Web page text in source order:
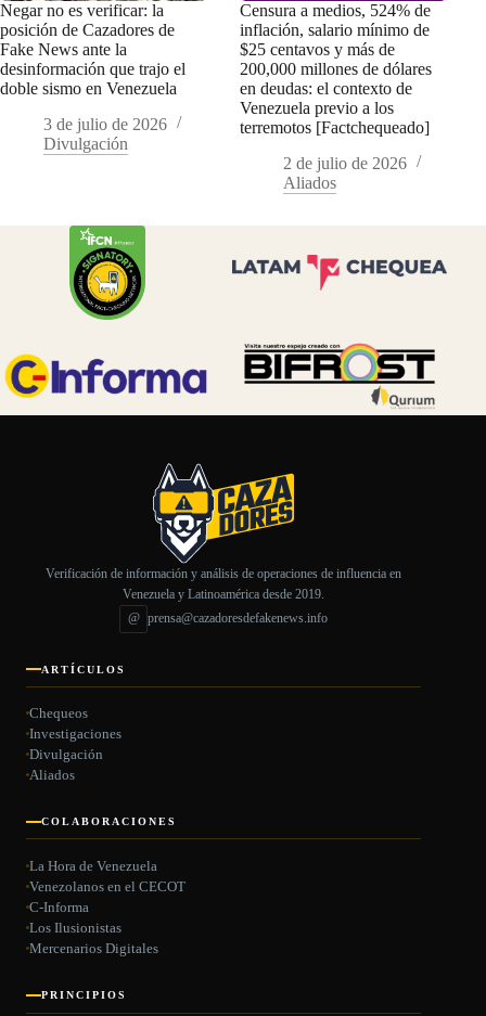
Negar no es verificar: la
posición de Cazadores de
Fake News ante la
desinformación que trajo el
doble sismo en Venezuela
3 de julio de 2026
Divulgación
Censura a medios, 524% de
inflación, salario mínimo de
$25 centavos y más de
200,000 millones de dólares
en deudas: el contexto de
Venezuela previo a los
terremotos [Factchequeado]
2 de julio de 2026
Aliados
Verificación de información y análisis de operaciones de influencia en
Venezuela y Latinoamérica desde 2019.
@ prensa@cazadoresdefakenews.info
ARTÍCULOS
Chequeos
Investigaciones
Divulgación
Aliados
COLABORACIONES
La Hora de Venezuela
Venezolanos en el CECOT
C-Informa
Los Ilusionistas
Mercenarios Digitales
PRINCIPIOS